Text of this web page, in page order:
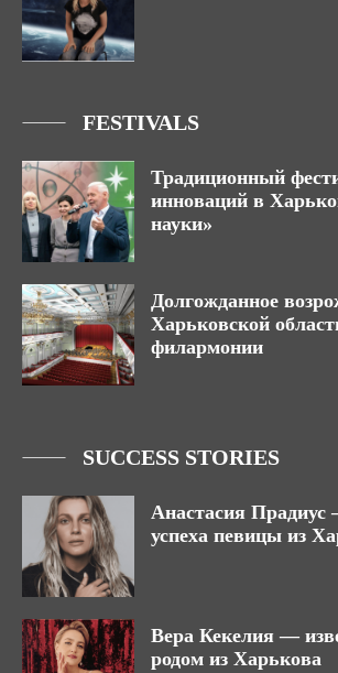
FESTIVALS
Традиционный
инноваций в
науки»
Долгожданное
Харьковской
филармонии
SUCCESS STORIES
Анастасия Прадиус
успеха певицы из
Вера Кекелия —
родом из Харькова